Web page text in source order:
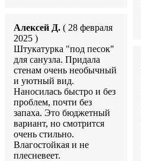
Алексей Д. ( 28 февраля
2025 )
Штукатурка "под песок"
для санузла. Придала
стенам очень необычный
и уютный вид.
Наносилась быстро и без
проблем, почти без
запаха. Это бюджетный
вариант, но смотрится
очень стильно.
Влагостойкая и не
плесневеет.